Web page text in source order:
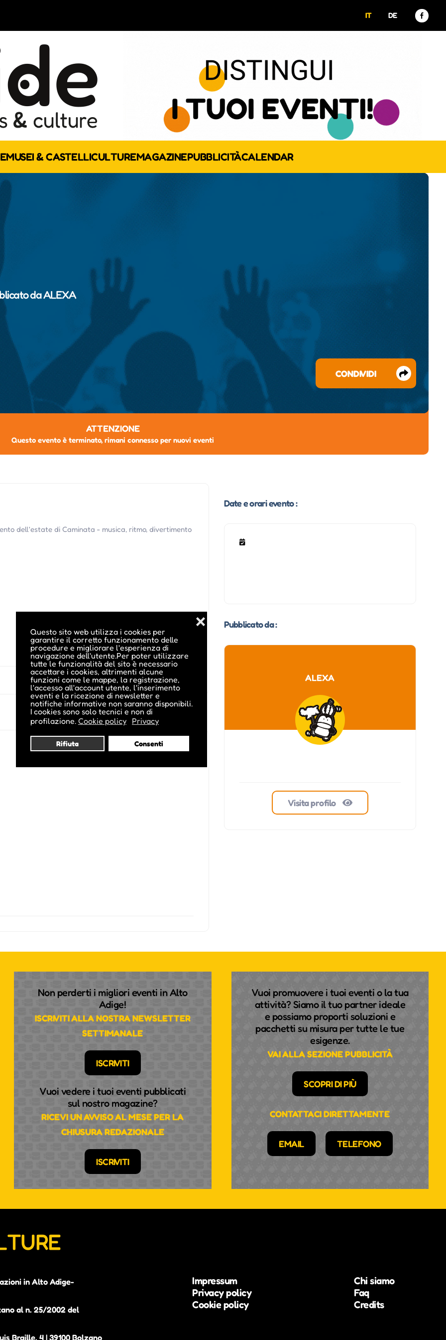
Questo sito web utilizza i cookies per
garantire il corretto funzionamento delle
procedure e migliorare l'esperienza di
navigazione dell'utente.Per poter utilizzare
tutte le funzionalità del sito è necessario
accettare i cookies, altrimenti alcune
funzioni come le mappe, la registrazione,
l'accesso all'account utente, l'inserimento
eventi e la ricezione di newsletter e
notifiche informative non saranno disponibili.
I cookies sono solo tecnici e non di
profilazione. Cookie policy Privacy
Rifiuta Consenti
❌
IT DE
MUSEI & CASTELLICULTUREMAGAZINEPUBBLICITÀCALENDAR
daALEXA
CONDIVIDI
ATTENZIONE
Questo evento è terminato, rimani connesso per nuovi eventi
dell'estate di Caminata - musica, ritmo, divertimento
Date e orari evento :
Pubblicato da :
ALEXA
Visita profilo
Non perderti i migliori eventi in Alto
Adige!
ISCRIVITI ALLA NOSTRA NEWSLETTER
SETTIMANALE
ISCRIVITI
Vuoi vedere i tuoi eventi pubblicati
sul nostro magazine?
RICEVI UN AVVISO AL MESE PER LA
CHIUSURA REDAZIONALE
ISCRIVITI
Vuoi promuovere i tuoi eventi o la tua
attività? Siamo il tuo partner ideale
e possiamo proporti soluzioni e
pacchetti su misura per tutte le tue
esigenze.
VAI ALLA SEZIONE PUBBLICITÀ
SCOPRI DI PIÙ
CONTATTACI DIRETTAMENTE
EMAIL TELEFONO
in Alto Adige-
al n. 25/2002 del
Braille, 4 | 39100 Bolzano
Impressum
Privacy policy
Cookie policy
Chi siamo
Faq
Credits